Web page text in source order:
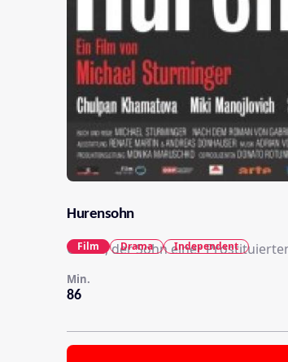
Hurensohn
Ozren, der Sohn einer
86
Min.
Film Drama Independent